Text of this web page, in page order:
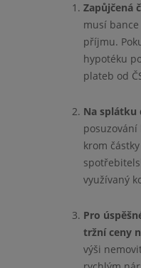
Zapůjčená
musí
příjmu.
hypotéku
plateb od
Na splátku
krom
využívaný
Pro
tržní ceny
výši